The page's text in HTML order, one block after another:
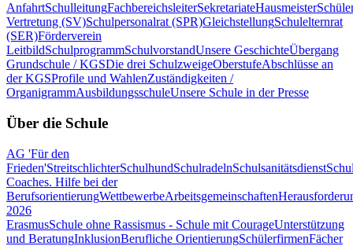
AnfahrtSchulleitungFachbereichsleiterSekretariateHausmeister
Vertretung (SV)Schulpersonalrat (SPR)GleichstellungSchulelternrat
(SER)Förderverein
LeitbildSchulprogrammSchulvorstandUnsere GeschichteÜbergang
Grundschule / KGSDie drei SchulzweigeOberstufeAbschlüsse an
der KGSProfile und WahlenZuständigkeiten /
OrganigrammAusbildungsschuleUnsere Schule in der Presse
Über die Schule
AG 'Für den
Frieden'StreitschlichterSchulhundSchulradelnSchulsanitätsdienst
Coaches. Hilfe bei der
BerufsorientierungWettbewerbeArbeitsgemeinschaften
2026
ErasmusSchule ohne Rassismus - Schule mit CourageUnterstützung
und BeratungInklusionBerufliche OrientierungSchülerfirmenFächer